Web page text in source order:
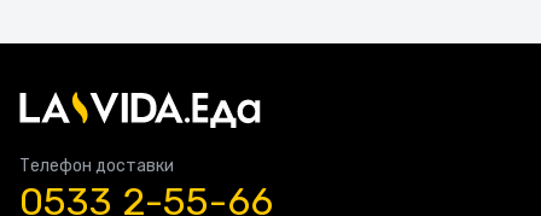
Телефон доставки
0533 2-55-66